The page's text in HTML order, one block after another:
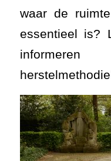
waar de
essentieel is?